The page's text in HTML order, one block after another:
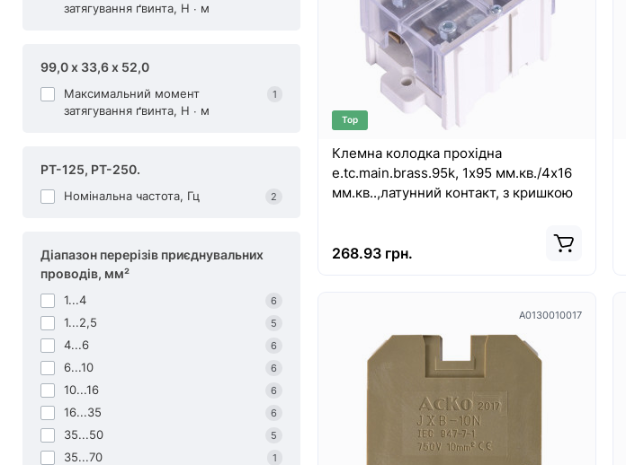
затягування ґвинта, Н ∙ м
99,0 х 33,6 х 52,0
Максимальний момент
затягування ґвинта, Н ∙ м
1
PТ-125, PТ-250.
Номінальна частота, Гц 2
Діапазон перерізів приєднувальних
проводів, мм²
1...4 6
1...2,5 5
4...6 6
6...10 6
10...16 6
16...35 6
35...50 5
35...70 1
Top
Клемна колодка прохідна
e.tc.main.brass.95k, 1х95 мм.кв./4х16
мм.кв..,латунний контакт, з кришкою
268.93 грн.
A0130010017